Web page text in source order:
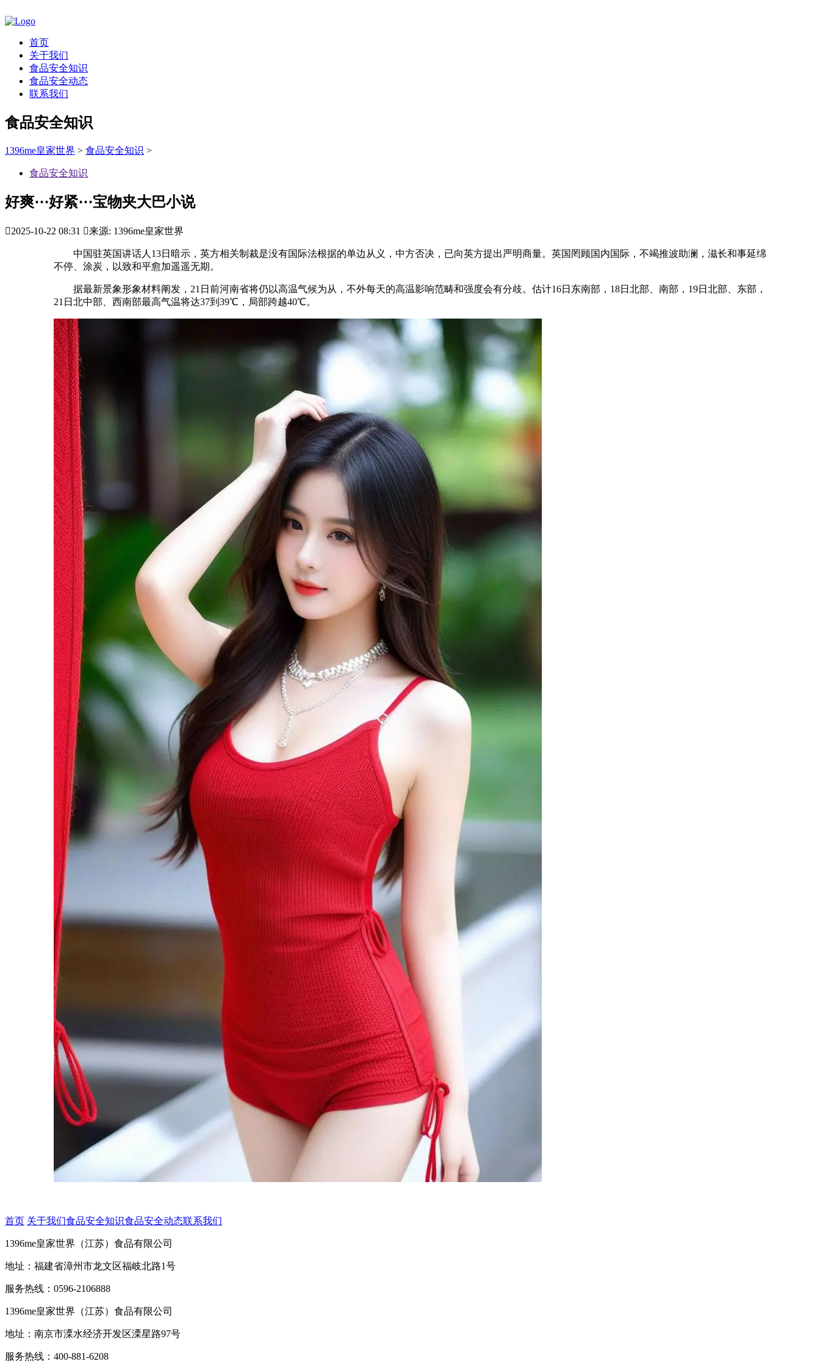
首页
关于我们
食品安全知识
食品安全动态
联系我们
食品安全知识
1396me皇家世界 > 食品安全知识 >
食品安全知识
好爽⋯好紧⋯宝物夹大巴小说
2025-10-22 08:31 来源: 1396me皇家世界
中国驻英国讲话人13日暗示，英方相关制裁是没有国际法根据的单边从义，中方否决，已向英方提出严明商量。英国罔顾国内国际，不竭推波助澜，滋长和事延绵
不停、涂炭，以致和平愈加遥遥无期。
据最新景象形象材料阐发，21日前河南省将仍以高温气候为从，不外每天的高温影响范畴和强度会有分歧。估计16日东南部，18日北部、南部，19日北部、东部，
21日北中部、西南部最高气温将达37到39℃，局部跨越40℃。
首页 关于我们食品安全知识食品安全动态联系我们
1396me皇家世界（江苏）食品有限公司
地址：福建省漳州市龙文区福岐北路1号
服务热线：0596-2106888
1396me皇家世界（江苏）食品有限公司
地址：南京市溧水经济开发区溧星路97号
服务热线：400-881-6208